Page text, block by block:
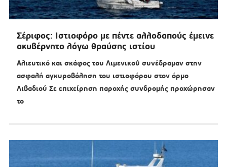
Σέριφος: Ιστιοφόρο με πέντε αλλοδαπούς έμεινε
ακυβέρνητο λόγω θραύσης ιστίου
Αλιευτικό και σκάφος του Λιμενικού συνέδραμαν στην
ασφαλή αγκυροβόληση του ιστιοφόρου στον όρμο
Λιβαδιού Σε επιχείρηση παροχής συνδρομής προχώρησαν
το